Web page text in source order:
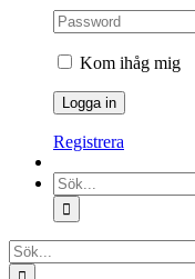
Kom ihåg mig
Registrera
Sök
efter:
Sök
efter: